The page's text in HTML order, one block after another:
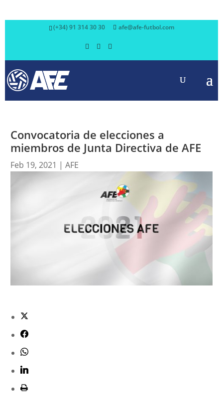
(+34) 91 314 30 30 afe@afe-futbol.com
Convocatoria de elecciones a
miembros de Junta Directiva de AFE
Feb 19, 2021 | AFE